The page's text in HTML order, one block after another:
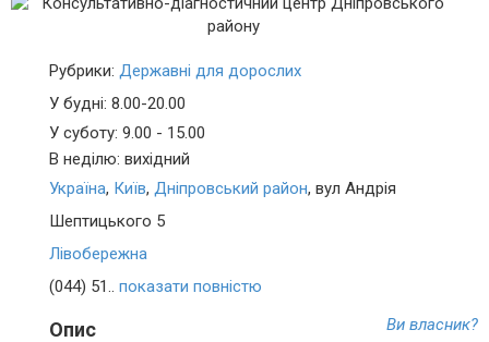
Рубрики: Державні для дорослих
У будні: 8.00-20.00
У суботу: 9.00 - 15.00
В неділю: вихідний
Україна, Київ, Дніпровський район, вул Андрія
Шептицького 5
Лівобережна
(044) 51.. показати повністю
Ви власник?
Опис